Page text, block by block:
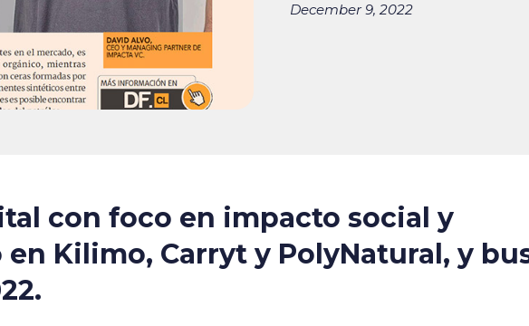
December 9, 2022
con foco en impacto social y
Kilimo, Carryt y PolyNatural, y